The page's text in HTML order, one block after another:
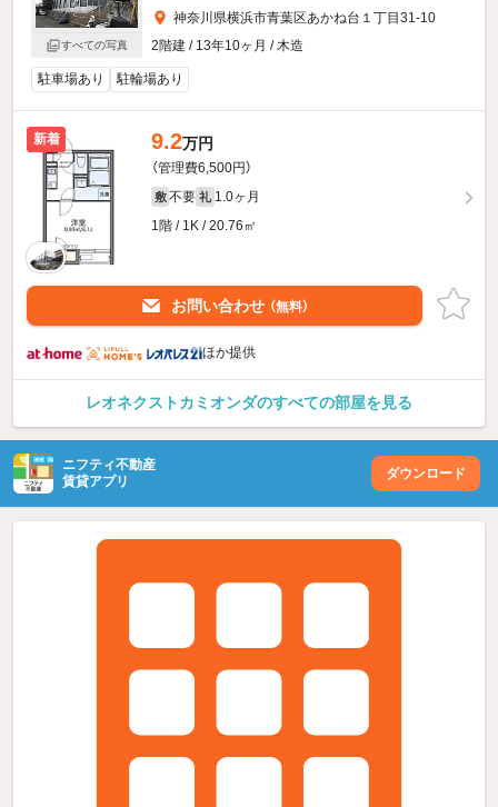
すべての写真
神奈川県横浜市青葉区あかね台１丁目31-10
2階建 / 13年10ヶ月 / 木造
駐車場あり 駐輪場あり
新着 9.2万円
（管理費6,500円）
敷 不要 礼 1.0ヶ月
1階 / 1K / 20.76㎡
お問い合わせ （無料）
ほか提供
レオネクストカミオンダのすべての部屋を見る
ニフティ不動産
賃貸アプリ
ダウンロード